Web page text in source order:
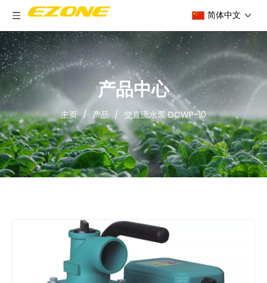
简体中文
产品中心
主页 / 产品 / 交直流水泵 DCWP-10